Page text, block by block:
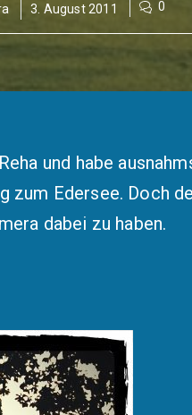
3. August 2011 0
und habe
Edersee. Doch
dabei zu haben.